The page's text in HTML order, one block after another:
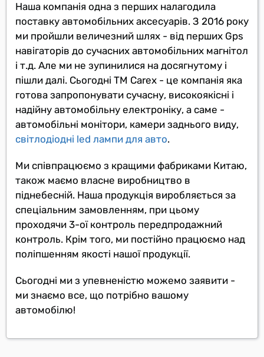
Наша компанія одна з перших налагодила
поставку автомобільних аксесуарів. З 2016 року
ми пройшли величезний шлях - від перших Gps
навігаторів до сучасних автомобільних магнітол
і т.д. Але ми не зупинилися на досягнутому і
пішли далі. Сьогодні ТМ Carex - це компанія яка
готова запропонувати сучасну, високоякісні і
надійну автомобільну електроніку, а саме -
автомобільні монітори, камери заднього виду,
світлодіодні led лампи для авто.
Ми співпрацюємо з кращими фабриками Китаю,
також маємо власне виробництво в
піднебесній. Наша продукція виробляється за
спеціальним замовленням, при цьому
проходячи 3-ої контроль передпродажний
контроль. Крім того, ми постійно працюємо над
поліпшенням якості нашої продукції.
Сьогодні ми з упевненістю можемо заявити -
ми знаємо все, що потрібно вашому
автомобілю!